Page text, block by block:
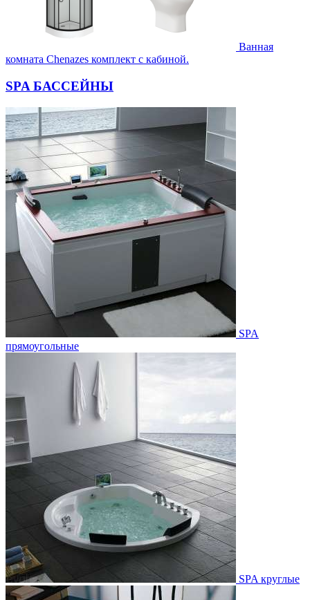
Ванная
комната Chenazes комплект с кабиной.
SPA БАССЕЙНЫ
SPA
прямоугольные
SPA круглые